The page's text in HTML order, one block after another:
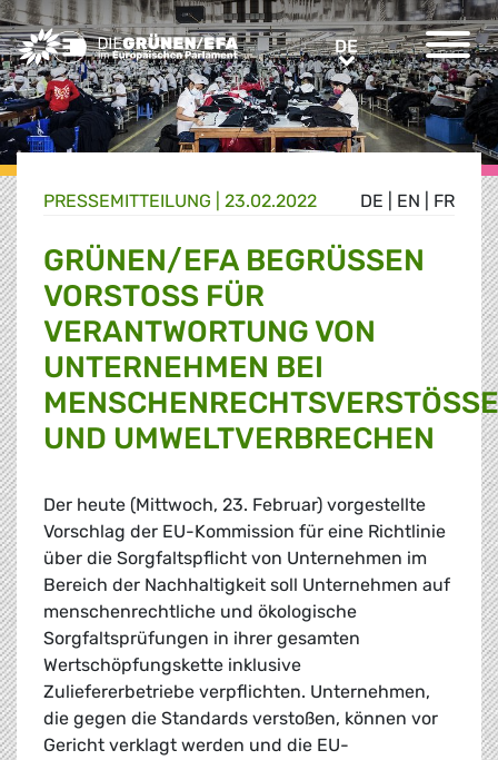
Greens/EFA Home DEDE
DE EN FR
PRESSE­MITTEILUNG 23.02.2022
GRÜNEN/EFA BEGRÜSSEN V
ORSTOSS FÜR VE
RANTWORTUNG VON UN
TERNEHMEN BEI M
ENSCHENRECHTSVERSTÖSSEN
UMWELTVERBRECHEN
Der heute (Mittwoch, 23. Februar) vorgestellte
Vorschlag der EU-Kommission für eine Richtlinie
über die Sorgfaltspflicht von Unternehmen im
Bereich der Nachhaltigkeit soll Unternehmen auf
menschenrechtliche und ökologische
Sorgfaltsprüfungen in ihrer gesamten
Wertschöpfungskette inklusive
Zuliefererbetriebe verpflichten. Unternehmen,
die gegen die Standards verstoßen, können vor
Gericht verklagt werden und die EU-